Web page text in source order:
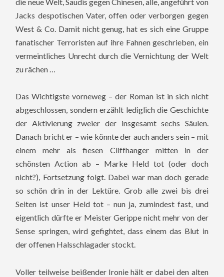
Jacks despotischen Vater, offen oder verborgen gegen
West & Co. Damit nicht genug, hat es sich eine Gruppe
fanatischer Terroristen auf ihre Fahnen geschrieben, ein
vermeintliches Unrecht durch die Vernichtung der Welt
zu rächen …
Das Wichtigste vorneweg – der Roman ist in sich nicht
abgeschlossen, sondern erzählt lediglich die Geschichte
der Aktivierung zweier der insgesamt sechs Säulen.
Danach bricht er – wie könnte der auch anders sein – mit
einem mehr als fiesen Cliffhanger mitten in der
schönsten Action ab – Marke Held tot (oder doch
nicht?), Fortsetzung folgt. Dabei war man doch gerade
so schön drin in der Lektüre. Grob alle zwei bis drei
Seiten ist unser Held tot – nun ja, zumindest fast, und
eigentlich dürfte er Meister Gerippe nicht mehr von der
Sense springen, wird gefightet, dass einem das Blut in
der offenen Halsschlagader stockt.
Voller teilweise beißender Ironie hält er dabei den alten